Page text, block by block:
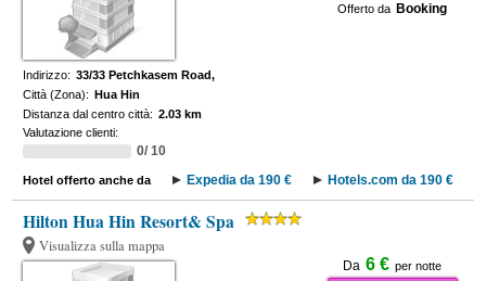
Offerto da Booking
Indirizzo: 33/33 Petchkasem Road,
Città (Zona): Hua Hin
Distanza dal centro città: 2.03 km
Valutazione clienti:
0/ 10
Hotel offerto anche da Expedia da 190 € Hotels.com da 190 €
Hilton Hua Hin Resort& Spa
Visualizza sulla mappa
Da 6 € per notte